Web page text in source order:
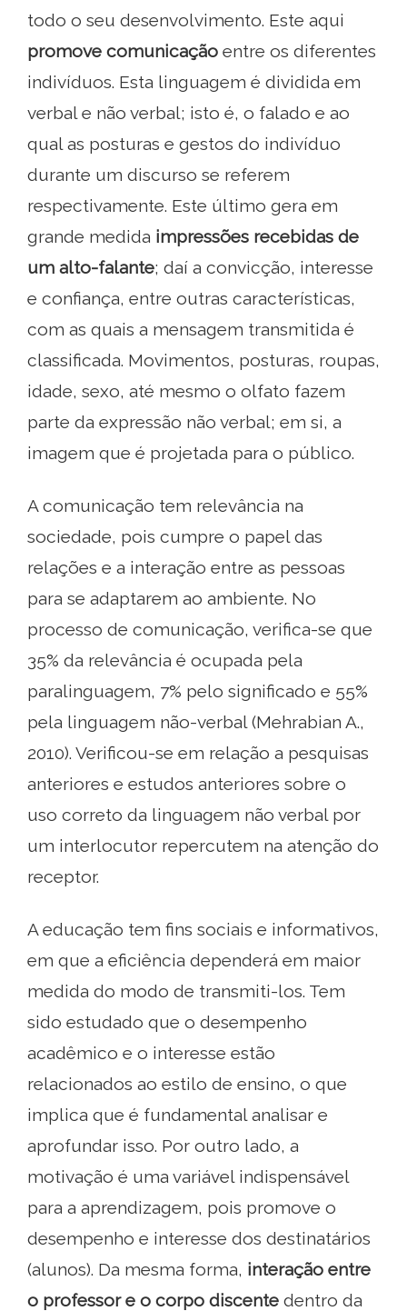
todo o seu desenvolvimento. Este aqui
promove comunicação entre os diferentes
indivíduos. Esta linguagem é dividida em
verbal e não verbal; isto é, o falado e ao
qual as posturas e gestos do indivíduo
durante um discurso se referem
respectivamente. Este último gera em
grande medida impressões recebidas de
um alto-falante; daí a convicção, interesse
e confiança, entre outras características,
com as quais a mensagem transmitida é
classificada. Movimentos, posturas, roupas,
idade, sexo, até mesmo o olfato fazem
parte da expressão não verbal; em si, a
imagem que é projetada para o público.
A comunicação tem relevância na
sociedade, pois cumpre o papel das
relações e a interação entre as pessoas
para se adaptarem ao ambiente. No
processo de comunicação, verifica-se que
35% da relevância é ocupada pela
paralinguagem, 7% pelo significado e 55%
pela linguagem não-verbal (Mehrabian A.,
2010). Verificou-se em relação a pesquisas
anteriores e estudos anteriores sobre o
uso correto da linguagem não verbal por
um interlocutor repercutem na atenção do
receptor.
A educação tem fins sociais e informativos,
em que a eficiência dependerá em maior
medida do modo de transmiti-los. Tem
sido estudado que o desempenho
acadêmico e o interesse estão
relacionados ao estilo de ensino, o que
implica que é fundamental analisar e
aprofundar isso. Por outro lado, a
motivação é uma variável indispensável
para a aprendizagem, pois promove o
desempenho e interesse dos destinatários
(alunos). Da mesma forma, interação entre
o professor e o corpo discente dentro da